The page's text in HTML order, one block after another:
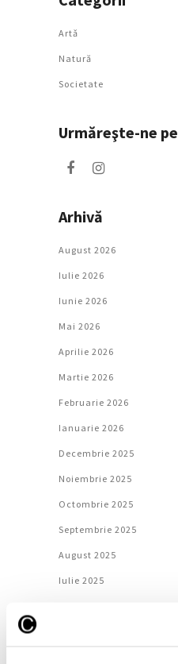
Artǎ
Natură
Societate
Urmăreşte-ne pe
Arhivă
August 2026
Iulie 2026
Iunie 2026
Mai 2026
Aprilie 2026
Martie 2026
Februarie 2026
Ianuarie 2026
Decembrie 2025
Noiembrie 2025
Octombrie 2025
Septembrie 2025
August 2025
Iulie 2025